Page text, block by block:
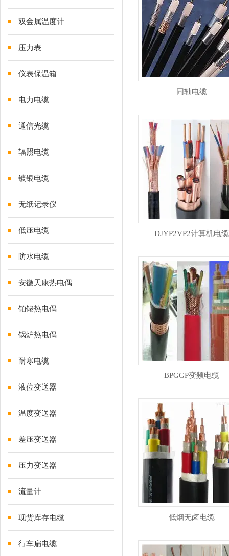
双金属温度计
压力表
仪表保温箱
电力电缆
通信光缆
辐照电缆
镀银电缆
无纸记录仪
低压电缆
防水电缆
安徽天康热电偶
铂铑热电偶
锅炉热电偶
耐寒电缆
液位变送器
温度变送器
差压变送器
压力变送器
流量计
现货库存电缆
行车扁电缆
同轴电缆
DJYP2VP2计算机电缆
BPGGP变频电缆
低烟无卤电缆